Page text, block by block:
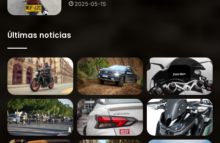
2025-05-15
Últimas noticias